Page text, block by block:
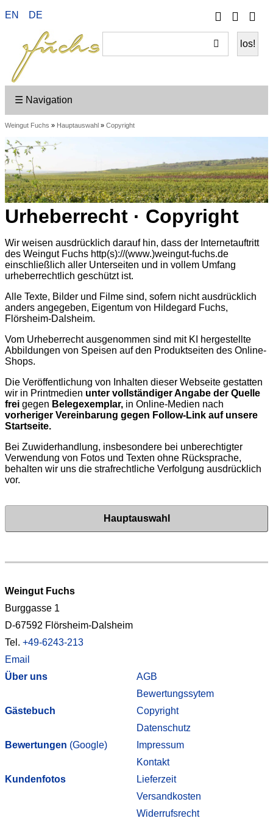
Telefon
Ihr
EN DE
☰ Navigation
Weingut Fuchs » Hauptauswahl » Copyright
Urheberrecht · Copyright
Wir weisen ausdrücklich darauf hin, dass der Internetauftritt
des Weingut Fuchs http(s)://(www.)weingut-fuchs.de
einschließlich aller Unterseiten und in vollem Umfang
urheberrechtlich geschützt ist.
Alle Texte, Bilder und Filme sind, sofern nicht ausdrücklich
anders angegeben, Eigentum von Hildegard Fuchs,
Flörsheim-Dalsheim.
Vom Urheberrecht ausgenommen sind mit KI hergestellte
Abbildungen von Speisen auf den Produktseiten des Online-
Shops.
Die Veröffentlichung von Inhalten dieser Webseite gestatten
wir in Printmedien unter vollständiger Angabe der Quelle
frei gegen Belegexemplar, in Online-Medien nach
vorheriger Vereinbarung gegen Follow-Link auf unsere
Startseite.
Bei Zuwiderhandlung, insbesondere bei unberechtigter
Verwendung von Fotos und Texten ohne Rücksprache,
behalten wir uns die strafrechtliche Verfolgung ausdrücklich
vor.
Hauptauswahl
Weingut Fuchs
Burggasse 1
D-67592 Flörsheim-Dalsheim
Tel. +49-6243-213
Email
Über uns
Gästebuch
Bewertungen (Google)
Kundenfotos
AGB
Bewertungssytem
Copyright
Datenschutz
Impressum
Kontakt
Lieferzeit
Versandkosten
Widerrufsrecht